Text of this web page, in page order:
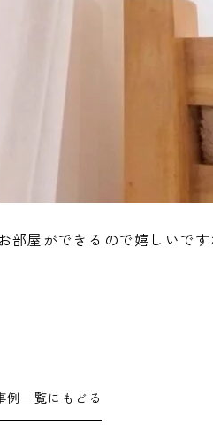
部屋ができるので嬉しいで
例一覧にもどる